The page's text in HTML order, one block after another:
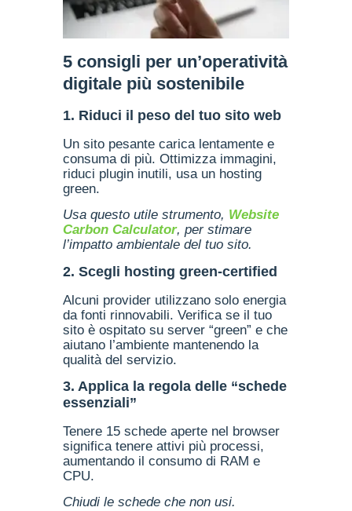
5 consigli per un’operatività
digitale più sostenibile
1. Riduci il peso del tuo sito web
Un sito pesante carica lentamente e
consuma di più. Ottimizza immagini,
riduci plugin inutili, usa un hosting
green.
Usa questo utile strumento, Website
Carbon Calculator, per stimare
l’impatto ambientale del tuo sito.
2. Scegli hosting green-certified
Alcuni provider utilizzano solo energia
da fonti rinnovabili. Verifica se il tuo
sito è ospitato su server “green” e che
aiutano l’ambiente mantenendo la
qualità del servizio.
3. Applica la regola delle “schede
essenziali”
Tenere 15 schede aperte nel browser
significa tenere attivi più processi,
aumentando il consumo di RAM e
CPU.
Chiudi le schede che non usi.